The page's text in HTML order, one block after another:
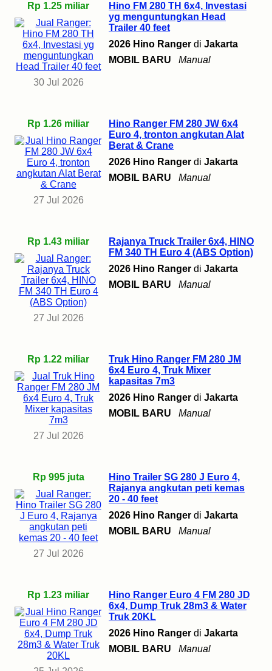
Rp 1.25 miliar
30 Jul 2026
Hino FM 280 TH 6x4, Investasi
yg menguntungkan Head
Trailer 40 feet
2026 Hino Ranger di Jakarta
MOBIL BARU
Manual
Rp 1.26 miliar
27 Jul 2026
Hino Ranger FM 280 JW 6x4
Euro 4, tronton angkutan Alat
Berat & Crane
2026 Hino Ranger di Jakarta
MOBIL BARU
Manual
Rp 1.43 miliar
27 Jul 2026
Rajanya Truck Trailer 6x4, HINO
FM 340 TH Euro 4 (ABS Option)
2026 Hino Ranger di Jakarta
MOBIL BARU
Manual
Rp 1.22 miliar
27 Jul 2026
Truk Hino Ranger FM 280 JM
6x4 Euro 4, Truk Mixer
kapasitas 7m3
2026 Hino Ranger di Jakarta
MOBIL BARU
Manual
Rp 995 juta
27 Jul 2026
Hino Trailer SG 280 J Euro 4,
Rajanya angkutan peti kemas
20 - 40 feet
2026 Hino Ranger di Jakarta
MOBIL BARU
Manual
Rp 1.23 miliar
Hino Ranger Euro 4 FM 280 JD
6x4, Dump Truk 28m3 & Water
Truk 20KL
2026 Hino Ranger di Jakarta
MOBIL BARU
Manual